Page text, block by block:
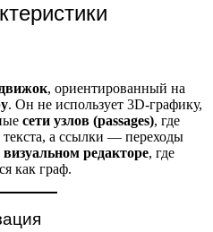
, ориентированный на
. Он не использует 3D-графику,
сети узлов (passages), где
а ссылки — переходы
визуальном редакторе, где
как граф.